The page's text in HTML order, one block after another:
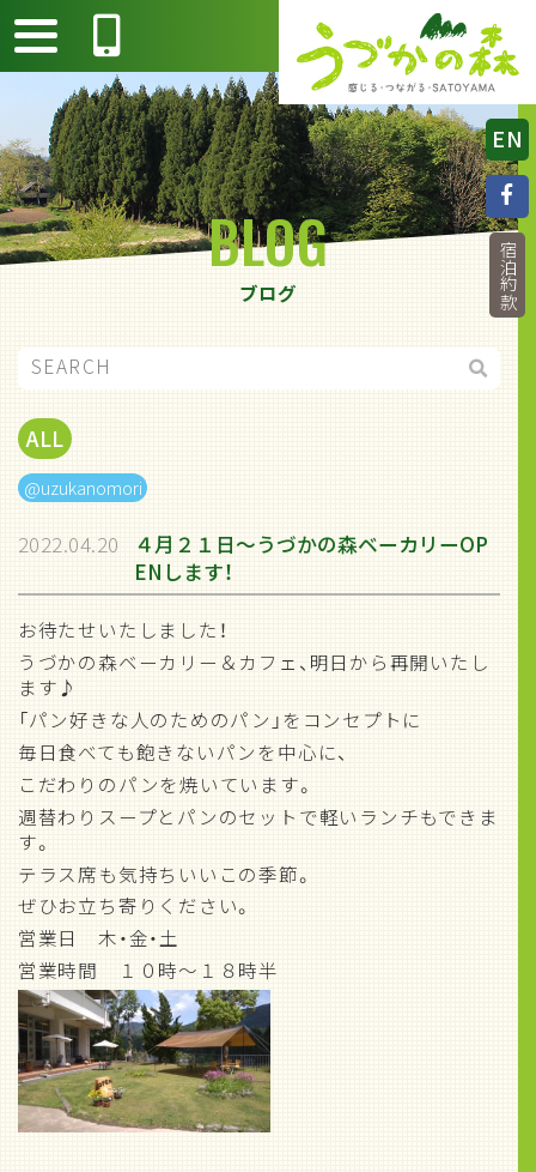
EN
宿泊約款
ブログ
BLOG
ALL
@uzukanomori
2022.04.20
４月２１日～うづかの森ベーカリーOP
ENします！
お待たせいたしました！
うづかの森ベーカリー＆カフェ、明日から再開いたし
ます♪
「パン好きな人のためのパン」をコンセプトに
毎日食べても飽きないパンを中心に、
こだわりのパンを焼いています。
週替わりスープとパンのセットで軽いランチもできま
す。
テラス席も気持ちいいこの季節。
ぜひお立ち寄りください。
営業日 木・金・土
営業時間 １０時～１８時半